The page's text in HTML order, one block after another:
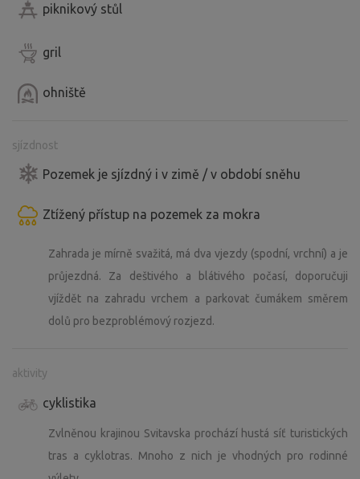
piknikový stůl
gril
ohniště
sjízdnost
Pozemek je sjízdný i v zimě / v období sněhu
Ztížený přístup na pozemek za mokra
Zahrada je mírně svažitá, má dva vjezdy (spodní, vrchní) a je
průjezdná. Za deštivého a blátivého počasí, doporučuji
vjíždět na zahradu vrchem a parkovat čumákem směrem
dolů pro bezproblémový rozjezd.
aktivity
cyklistika
Zvlněnou krajinou Svitavska prochází hustá síť turistických
tras a cyklotras. Mnoho z nich je vhodných pro rodinné